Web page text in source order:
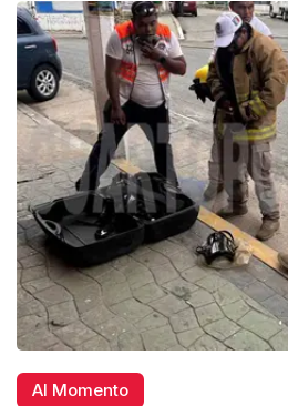
Al Momento